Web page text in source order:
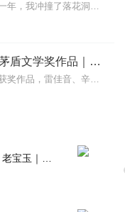
【内容简介】临近高中毕业那一年，我冲撞了落花洞女出阁，为此不得不去义庄寻求庇护，成为了一名赶尸人，在这里，我遇到了一个叫做陈柔的清冷女子，正当我对她情愫暗生的时...
人世间(小说版)｜梁晓声茅盾文学奖作品｜王明军杨晨演播｜央视热播电视剧原著｜双播
梁晓声著，第十届茅盾文学奖获奖作品，雷佳音、辛柏青、宋佳、殷桃、萨日娜、宋春丽、张凯丽等主演影视原著立足底层，直指人心，于人间烟火处彰显道义和担当，在悲欢离合中...